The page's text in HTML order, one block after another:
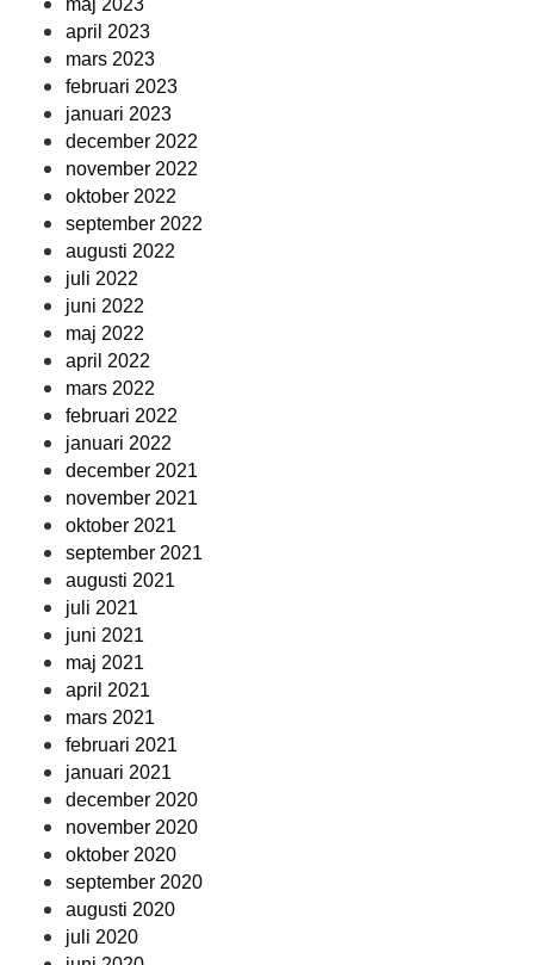
maj 2023
april 2023
mars 2023
februari 2023
januari 2023
december 2022
november 2022
oktober 2022
september 2022
augusti 2022
juli 2022
juni 2022
maj 2022
april 2022
mars 2022
februari 2022
januari 2022
december 2021
november 2021
oktober 2021
september 2021
augusti 2021
juli 2021
juni 2021
maj 2021
april 2021
mars 2021
februari 2021
januari 2021
december 2020
november 2020
oktober 2020
september 2020
augusti 2020
juli 2020